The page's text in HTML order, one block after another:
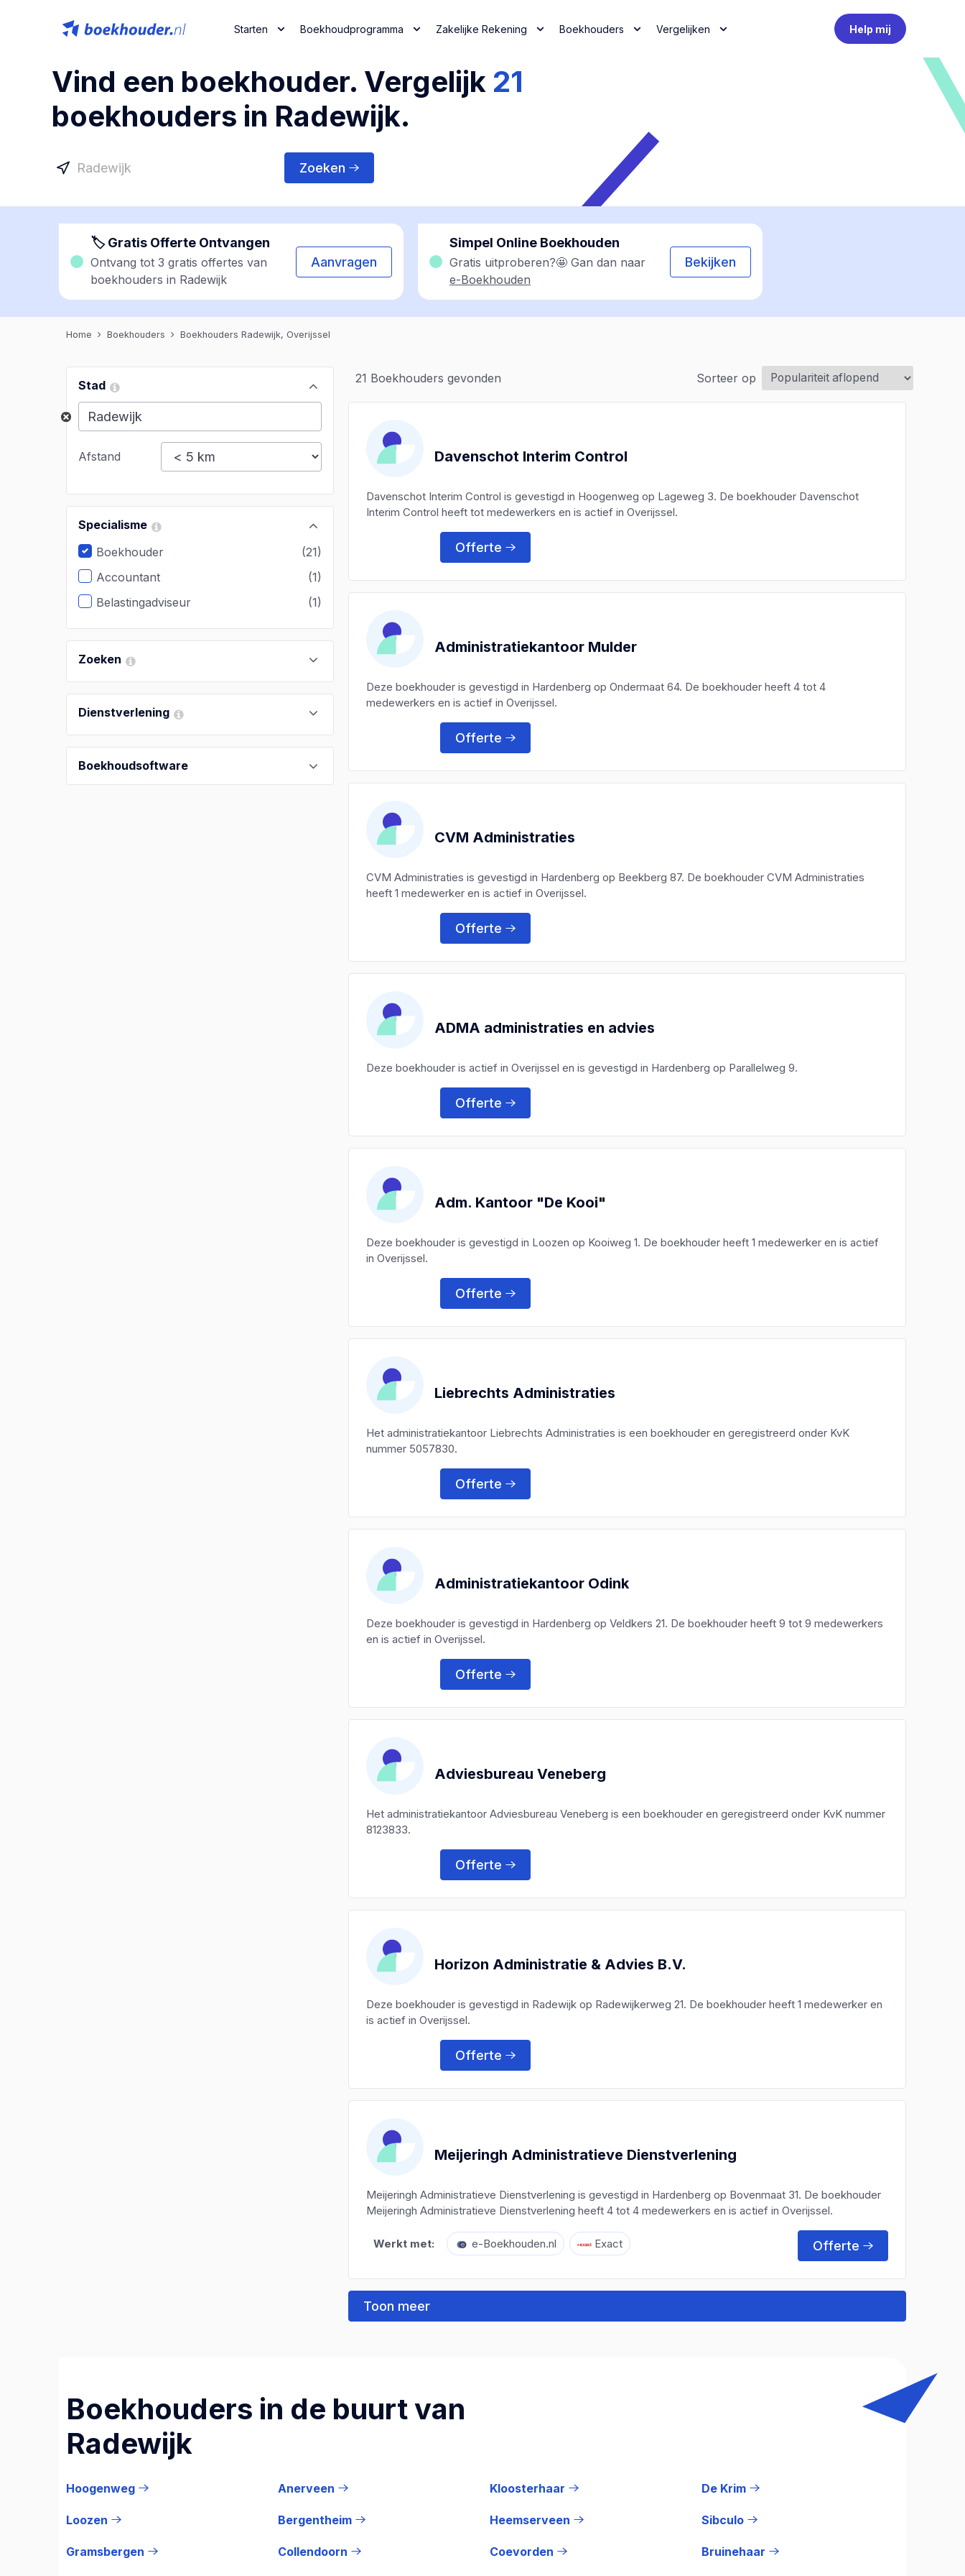
Starten Boekhoudprogramma Zakelijke Rekening Boekhouders Vergelijken Help mij
Vind een boekhouder. Vergelijk 21
boekhouders in Radewijk.
Zoeken
🏷 Gratis Offerte Ontvangen
Ontvang tot 3 gratis offertes van
boekhouders in Radewijk
Aanvragen
Simpel Online Boekhouden
Gratis uitproberen?🤩 Gan dan naar
e-Boekhouden
Bekijken
Home Boekhouders Boekhouders Radewijk, Overijssel
Stad
Afstand
Specialisme
Boekhouder
(21)
Accountant
(1)
Belastingadviseur
(1)
Zoeken
Dienstverlening
Boekhoudsoftware
21 Boekhouders gevonden Sorteer op
Davenschot Interim Control
Davenschot Interim Control is gevestigd in Hoogenweg op Lageweg 3. De boekhouder Davenschot
Interim Control heeft tot medewerkers en is actief in Overijssel.
Offerte
Administratiekantoor Mulder
Deze boekhouder is gevestigd in Hardenberg op Ondermaat 64. De boekhouder heeft 4 tot 4
medewerkers en is actief in Overijssel.
Offerte
CVM Administraties
CVM Administraties is gevestigd in Hardenberg op Beekberg 87. De boekhouder CVM Administraties
heeft 1 medewerker en is actief in Overijssel.
Offerte
ADMA administraties en advies
Deze boekhouder is actief in Overijssel en is gevestigd in Hardenberg op Parallelweg 9.
Offerte
Adm. Kantoor "De Kooi"
Deze boekhouder is gevestigd in Loozen op Kooiweg 1. De boekhouder heeft 1 medewerker en is actief
in Overijssel.
Offerte
Liebrechts Administraties
Het administratiekantoor Liebrechts Administraties is een boekhouder en geregistreerd onder KvK
nummer 5057830.
Offerte
Administratiekantoor Odink
Deze boekhouder is gevestigd in Hardenberg op Veldkers 21. De boekhouder heeft 9 tot 9 medewerkers
en is actief in Overijssel.
Offerte
Adviesbureau Veneberg
Het administratiekantoor Adviesbureau Veneberg is een boekhouder en geregistreerd onder KvK nummer
8123833.
Offerte
Horizon Administratie & Advies B.V.
Deze boekhouder is gevestigd in Radewijk op Radewijkerweg 21. De boekhouder heeft 1 medewerker en
is actief in Overijssel.
Offerte
Meijeringh Administratieve Dienstverlening
Meijeringh Administratieve Dienstverlening is gevestigd in Hardenberg op Bovenmaat 31. De boekhouder
Meijeringh Administratieve Dienstverlening heeft 4 tot 4 medewerkers en is actief in Overijssel.
Werkt met: e-Boekhouden.nl Exact Offerte
Toon meer
Boekhouders in de buurt van
Radewijk
Hoogenweg
Loozen
Gramsbergen
Anerveen
Bergentheim
Collendoorn
Kloosterhaar
Heemserveen
Coevorden
De Krim
Sibculo
Bruinehaar